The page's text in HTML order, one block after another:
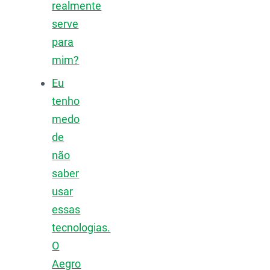
realmente
serve
para
mim?
Eu
tenho
medo
de
não
saber
usar
essas
tecnologias.
O
Aegro